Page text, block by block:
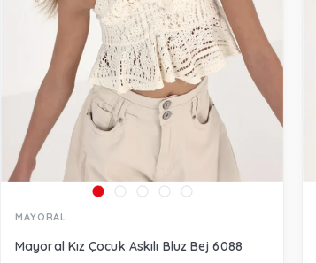
MAYORAL
Mayoral Kız Çocuk Askılı Bluz Bej 6088